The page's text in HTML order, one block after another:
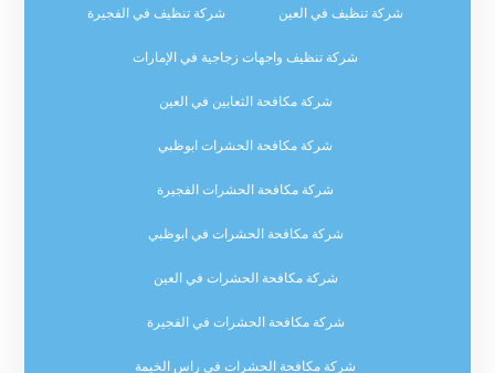
شركة تنظيف في العين شركة تنظيف في الفجيرة
شركة تنظيف واجهات زجاجية في الإمارات
شركة مكافحة الثعابين في العين
شركة مكافحة الحشرات ابوظبي
شركة مكافحة الحشرات الفجيرة
شركة مكافحة الحشرات في ابوظبي
شركة مكافحة الحشرات في العين
شركة مكافحة الحشرات في الفجيرة
شركة مكافحة الحشرات في راس الخيمة